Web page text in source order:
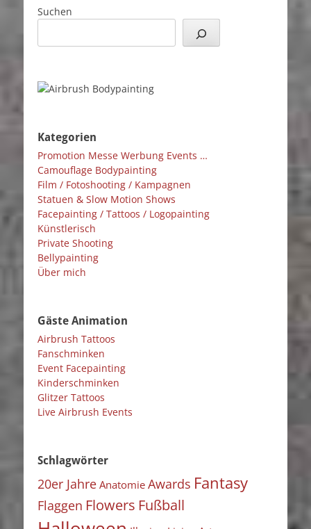
Suchen
Kategorien
Promotion Messe Werbung Events …
Camouflage Bodypainting
Film / Fotoshooting / Kampagnen
Statuen & Slow Motion Shows
Facepainting / Tattoos / Logopainting
Künstlerisch
Private Shooting
Bellypainting
Über mich
Gäste Animation
Airbrush Tattoos
Fanschminken
Event Facepainting
Kinderschminken
Glitzer Tattoos
Live Airbrush Events
Schlagwörter
20er Jahre Anatomie Awards Fantasy
Flaggen Flowers Fußball